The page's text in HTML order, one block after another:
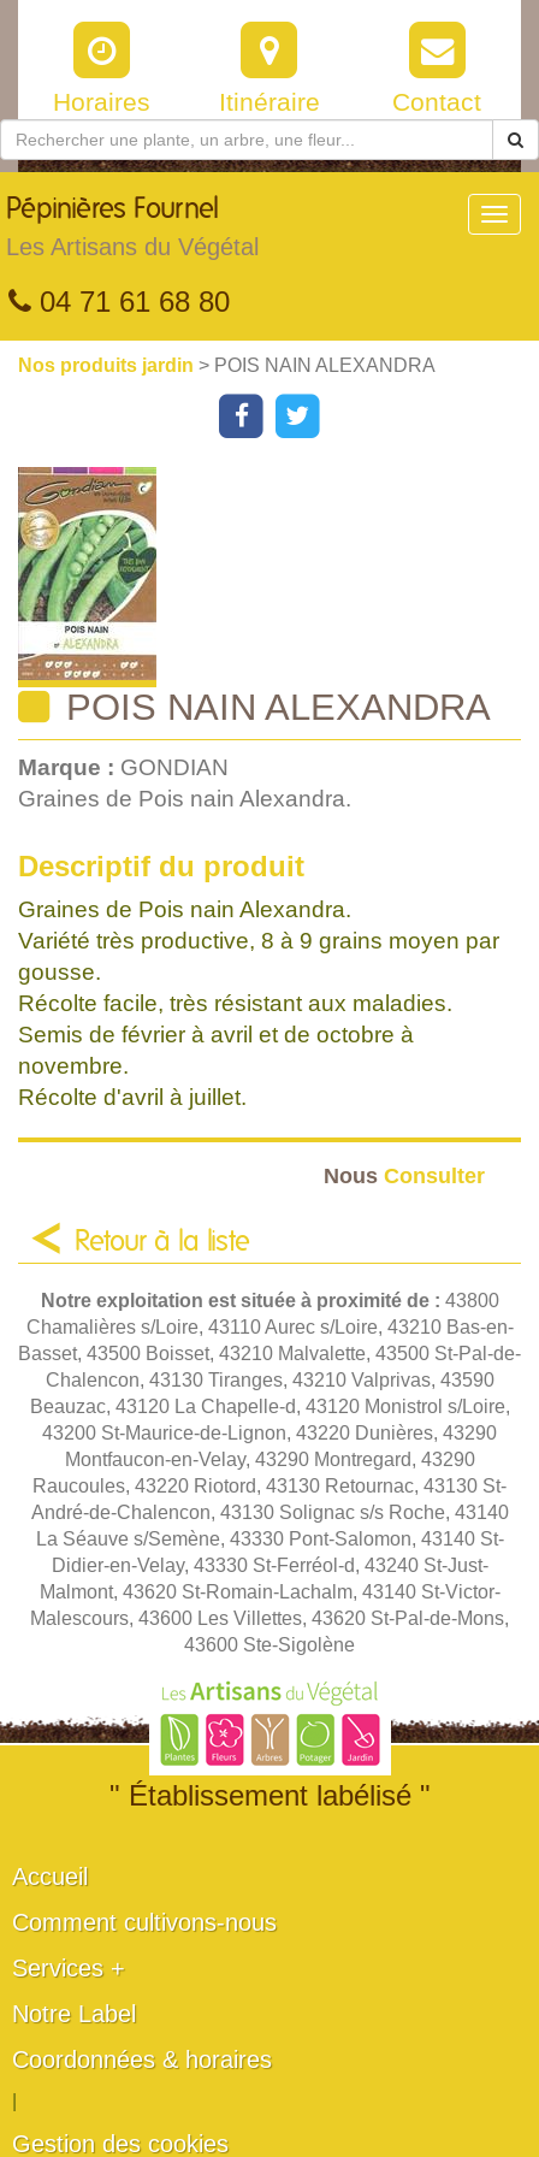
Horaires Itinéraire Contact
Pépinières Fournel
Les Artisans du Végétal
04 71 61 68 80
Nos produits jardin > POIS NAIN ALEXANDRA
POIS NAIN ALEXANDRA
Marque : GONDIAN
Graines de Pois nain Alexandra.
Descriptif du produit
Graines de Pois nain Alexandra.
Variété très productive, 8 à 9 grains moyen par
gousse.
Récolte facile, très résistant aux maladies.
Semis de février à avril et de octobre à
novembre.
Récolte d'avril à juillet.
Nous Consulter
Retour à la liste
Notre exploitation est située à proximité de : 43800
Chamalières s/Loire, 43110 Aurec s/Loire, 43210 Bas-en-
Basset, 43500 Boisset, 43210 Malvalette, 43500 St-Pal-de-
Chalencon, 43130 Tiranges, 43210 Valprivas, 43590
Beauzac, 43120 La Chapelle-d, 43120 Monistrol s/Loire,
43200 St-Maurice-de-Lignon, 43220 Dunières, 43290
Montfaucon-en-Velay, 43290 Montregard, 43290
Raucoules, 43220 Riotord, 43130 Retournac, 43130 St-
André-de-Chalencon, 43130 Solignac s/s Roche, 43140
La Séauve s/Semène, 43330 Pont-Salomon, 43140 St-
Didier-en-Velay, 43330 St-Ferréol-d, 43240 St-Just-
Malmont, 43620 St-Romain-Lachalm, 43140 St-Victor-
Malescours, 43600 Les Villettes, 43620 St-Pal-de-Mons,
43600 Ste-Sigolène
" Établissement labélisé "
Accueil
Comment cultivons-nous
Services +
Notre Label
Coordonnées & horaires
Gestion des cookies